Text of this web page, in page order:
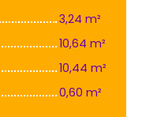
3,24 m²
10,64 m²
10,44 m²
0,60 m²